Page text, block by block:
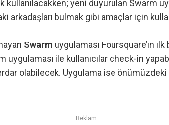
kullanılacakken; yeni duyurulan Swarm
arkadaşları bulmak gibi amaçlar için
Swarm uygulaması Foursquare’in
uygulaması ile kullanıcılar check-in
olabilecek. Uygulama ise önümüzdeki
Reklam